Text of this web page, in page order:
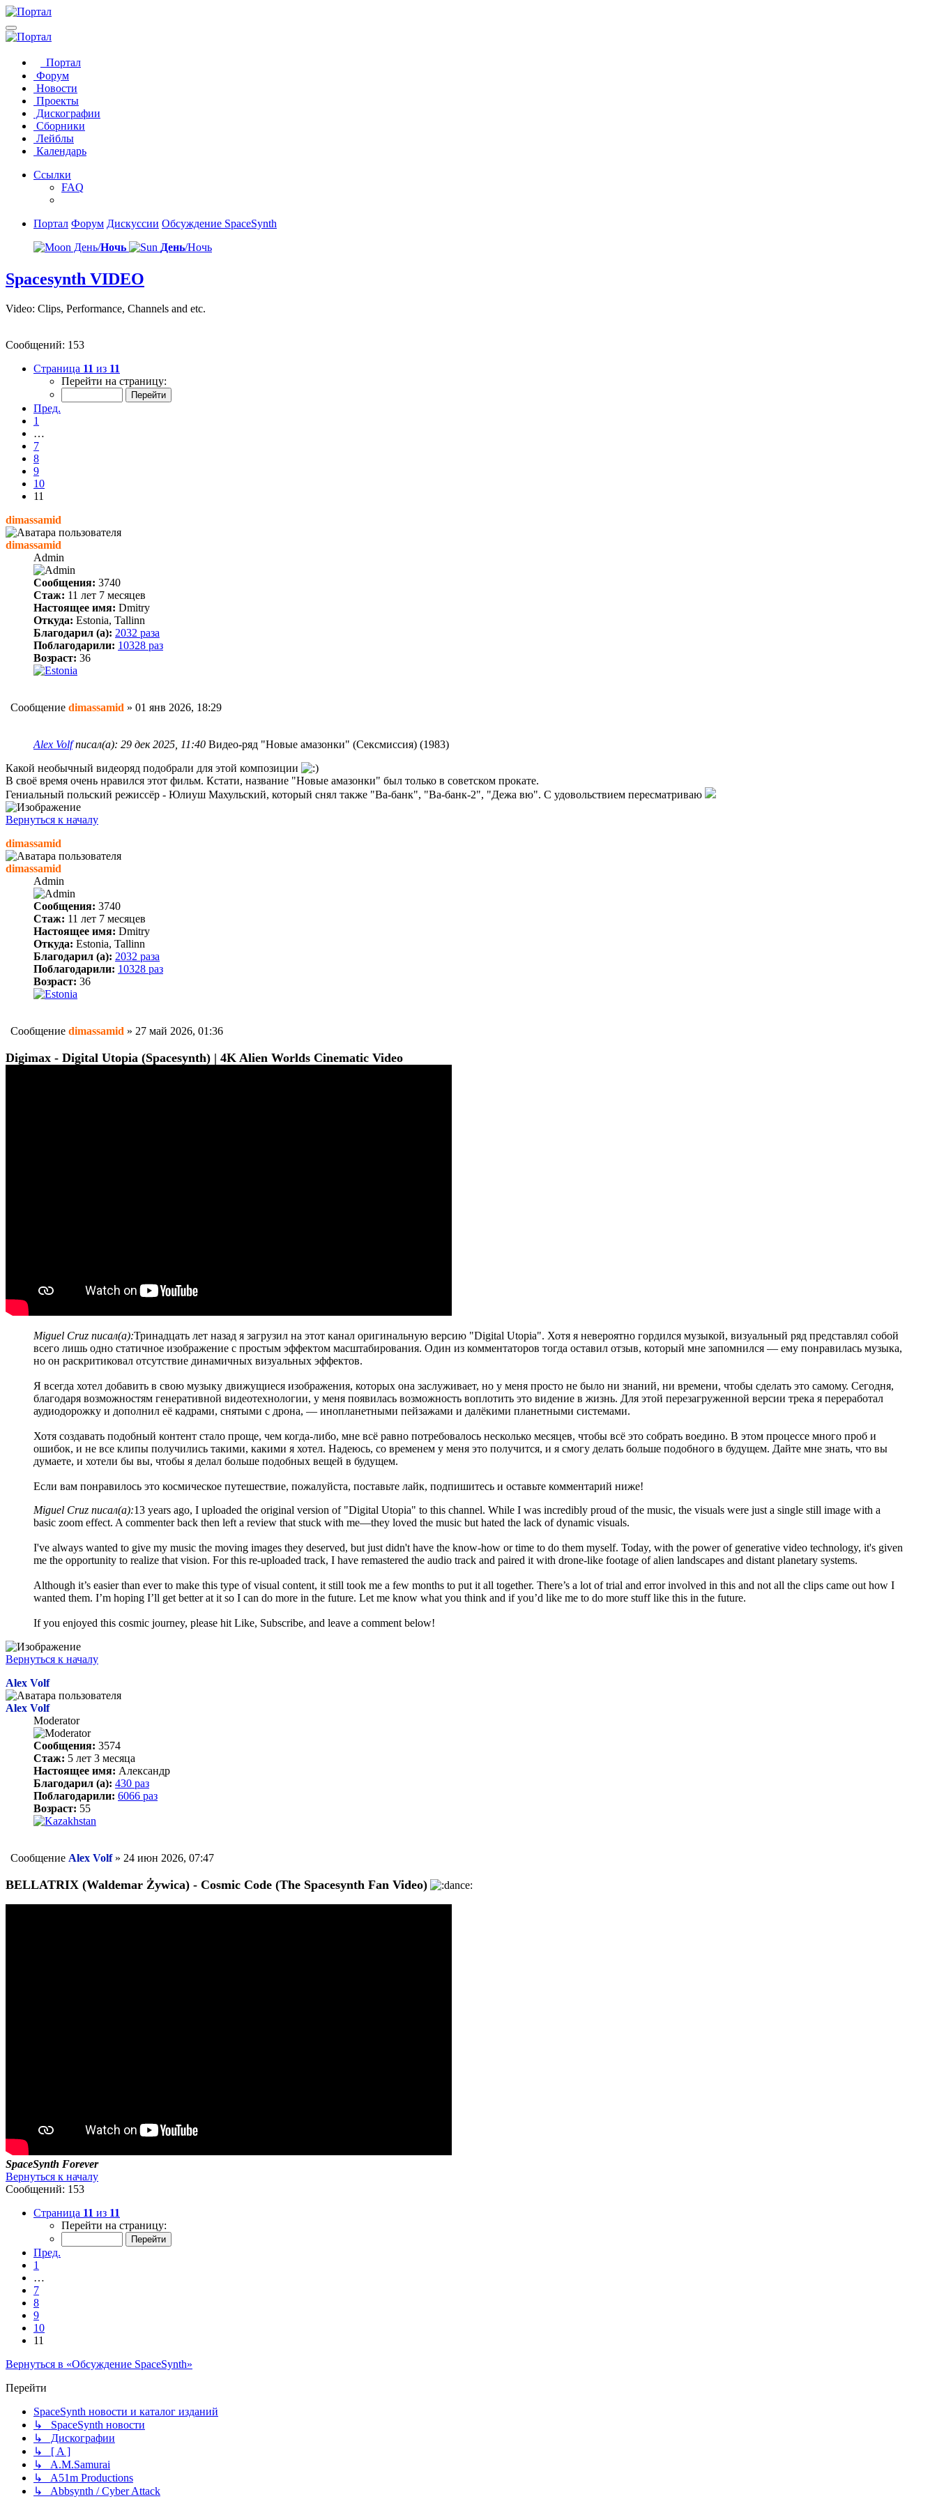
Портал
Форум
Новости
Проекты
Дискографии
Сборники
Лейблы
Календарь
Ссылки
FAQ
Портал Форум Дискуссии Обсуждение SpaceSynth
День/Ночь День/Ночь
Spacesynth VIDEO
Video: Clips, Performance, Channels and etc.
Сообщений: 153
Страница 11 из 11
Перейти на страницу:
Пред.
1
…
7
8
9
10
11
dimassamid
dimassamid
Admin
Сообщения: 3740
Стаж: 11 лет 7 месяцев
Настоящее имя: Dmitry
Откуда: Estonia, Tallinn
Благодарил (а): 2032 раза
Поблагодарили: 10328 раз
Возраст: 36
Сообщение dimassamid » 01 янв 2026, 18:29
Alex Volfписал(а): 29 дек 2025, 11:40 Видео-ряд "Новые амазонки" (Сексмиссия) (1983)
Какой необычный видеоряд подобрали для этой композиции
В своё время очень нравился этот фильм. Кстати, название "Новые амазонки" был только в советском прокате.
Гениальный польский режиссёр - Юлиуш Махульский, который снял также "Ва-банк", "Ва-банк-2", "Дежа вю". С удовольствием пересматриваю
Вернуться к началу
dimassamid
dimassamid
Admin
Сообщения: 3740
Стаж: 11 лет 7 месяцев
Настоящее имя: Dmitry
Откуда: Estonia, Tallinn
Благодарил (а): 2032 раза
Поблагодарили: 10328 раз
Возраст: 36
Сообщение dimassamid » 27 май 2026, 01:36
Digimax - Digital Utopia (Spacesynth) | 4K Alien Worlds Cinematic Video
Miguel Cruz писал(а):Тринадцать лет назад я загрузил на этот канал оригинальную версию "Digital Utopia". Хотя я невероятно гордился музыкой, визуальный ряд представлял собой
всего лишь одно статичное изображение с простым эффектом масштабирования. Один из комментаторов тогда оставил отзыв, который мне запомнился — ему понравилась музыка,
но он раскритиковал отсутствие динамичных визуальных эффектов.
Я всегда хотел добавить в свою музыку движущиеся изображения, которых она заслуживает, но у меня просто не было ни знаний, ни времени, чтобы сделать это самому. Сегодня,
благодаря возможностям генеративной видеотехнологии, у меня появилась возможность воплотить это видение в жизнь. Для этой перезагруженной версии трека я переработал
аудиодорожку и дополнил её кадрами, снятыми с дрона, — инопланетными пейзажами и далёкими планетными системами.
Хотя создавать подобный контент стало проще, чем когда-либо, мне всё равно потребовалось несколько месяцев, чтобы всё это собрать воедино. В этом процессе много проб и
ошибок, и не все клипы получились такими, какими я хотел. Надеюсь, со временем у меня это получится, и я смогу делать больше подобного в будущем. Дайте мне знать, что вы
думаете, и хотели бы вы, чтобы я делал больше подобных вещей в будущем.
Если вам понравилось это космическое путешествие, пожалуйста, поставьте лайк, подпишитесь и оставьте комментарий ниже!
Miguel Cruz писал(а):13 years ago, I uploaded the original version of "Digital Utopia" to this channel. While I was incredibly proud of the music, the visuals were just a single still image with a
basic zoom effect. A commenter back then left a review that stuck with me—they loved the music but hated the lack of dynamic visuals.
I've always wanted to give my music the moving images they deserved, but just didn't have the know-how or time to do them myself. Today, with the power of generative video technology, it's given
me the opportunity to realize that vision. For this re-uploaded track, I have remastered the audio track and paired it with drone-like footage of alien landscapes and distant planetary systems.
Although it’s easier than ever to make this type of visual content, it still took me a few months to put it all together. There’s a lot of trial and error involved in this and not all the clips came out how I
wanted them. I’m hoping I’ll get better at it so I can do more in the future. Let me know what you think and if you’d like me to do more stuff like this in the future.
If you enjoyed this cosmic journey, please hit Like, Subscribe, and leave a comment below!
Вернуться к началу
Alex Volf
Alex Volf
Moderator
Сообщения: 3574
Стаж: 5 лет 3 месяца
Настоящее имя: Александр
Благодарил (а): 430 раз
Поблагодарили: 6066 раз
Возраст: 55
Сообщение Alex Volf» 24 июн 2026, 07:47
BELLATRIX (Waldemar Żywica) - Cosmic Code (The Spacesynth Fan Video)
SpaceSynth Forever
Вернуться к началу
Сообщений: 153
Страница 11 из 11
Перейти на страницу:
Пред.
1
…
7
8
9
10
11
Вернуться в «Обсуждение SpaceSynth»
Перейти
SpaceSynth новости и каталог изданий
↳ SpaceSynth новости
↳ Дискографии
↳ [ A ]
↳ A.M.Samurai
↳ A51m Productions
↳ Abbsynth / Cyber Attack